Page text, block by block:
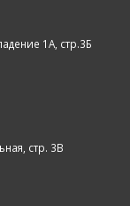
1А, стр.3Б
стр. 3В